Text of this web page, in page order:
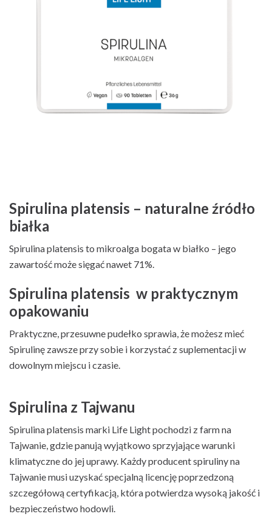
Spirulina platensis – naturalne źródło
białka
Spirulina platensis to mikroalga bogata w białko – jego
zawartość może sięgać nawet 71%.
Spirulina platensis w praktycznym
opakowaniu
Praktyczne, przesuwne pudełko sprawia, że możesz mieć
Spirulinę zawsze przy sobie i korzystać z suplementacji w
dowolnym miejscu i czasie.
Spirulina z Tajwanu
Spirulina platensis marki Life Light pochodzi z farm na
Tajwanie, gdzie panują wyjątkowo sprzyjające warunki
klimatyczne do jej uprawy. Każdy producent spiruliny na
Tajwanie musi uzyskać specjalną licencję poprzedzoną
szczegółową certyfikacją, która potwierdza wysoką jakość i
bezpieczeństwo hodowli.